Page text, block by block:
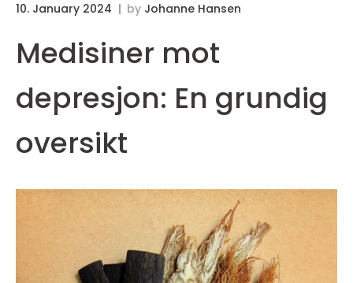
10. January 2024 by Johanne Hansen
Medisiner mot
depresjon: En grundig
oversikt